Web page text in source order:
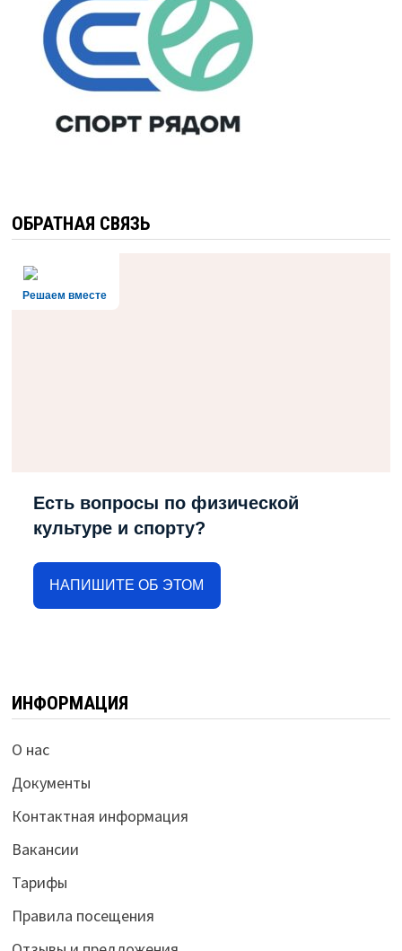
ОБРАТНАЯ СВЯЗЬ
Решаем вместе
Есть вопросы по физической
культуре и спорту?
НАПИШИТЕ ОБ ЭТОМ
ИНФОРМАЦИЯ
О нас
Документы
Контактная информация
Вакансии
Тарифы
Правила посещения